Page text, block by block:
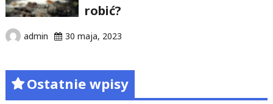
robić?
admin 30 maja, 2023
Ostatnie wpisy